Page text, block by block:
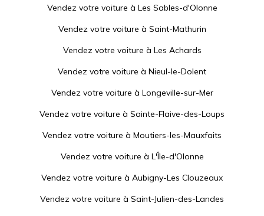
Vendez votre voiture à Les Sables-d'Olonne
Vendez votre voiture à Saint-Mathurin
Vendez votre voiture à Les Achards
Vendez votre voiture à Nieul-le-Dolent
Vendez votre voiture à Longeville-sur-Mer
Vendez votre voiture à Sainte-Flaive-des-Loups
Vendez votre voiture à Moutiers-les-Mauxfaits
Vendez votre voiture à L'Île-d'Olonne
Vendez votre voiture à Aubigny-Les Clouzeaux
Vendez votre voiture à Saint-Julien-des-Landes